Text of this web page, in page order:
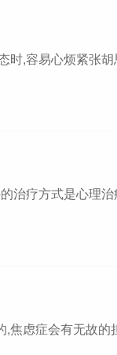
时,容易心烦紧张
治疗方式是心理
,焦虑症会有无故的